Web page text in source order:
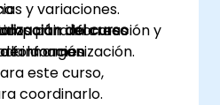
y variaciones.
informes
la organización.
para la creación y
informes
del curso
formación
este curso,
coordinarlo.